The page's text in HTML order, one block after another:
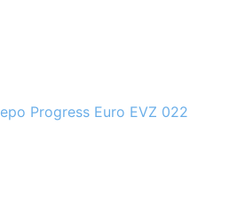
Progress Euro EVZ 022